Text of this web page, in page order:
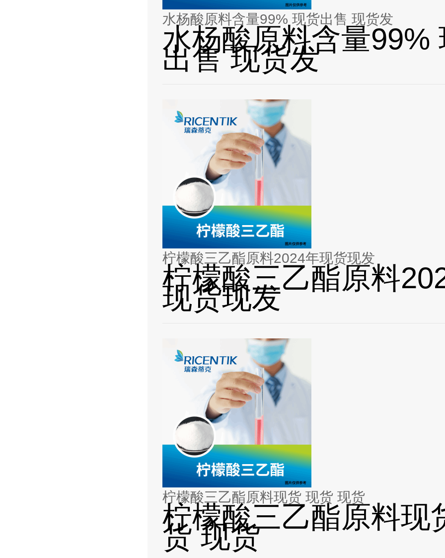
水杨酸原料含量99% 现货出售 现货发
水杨酸原料含量99%
出售 现货发
柠檬酸三乙酯原料2024年现货现发
柠檬酸三乙酯原料
现货现发
柠檬酸三乙酯原料现货 现货 现货
柠檬酸三乙酯原料现
货 现货